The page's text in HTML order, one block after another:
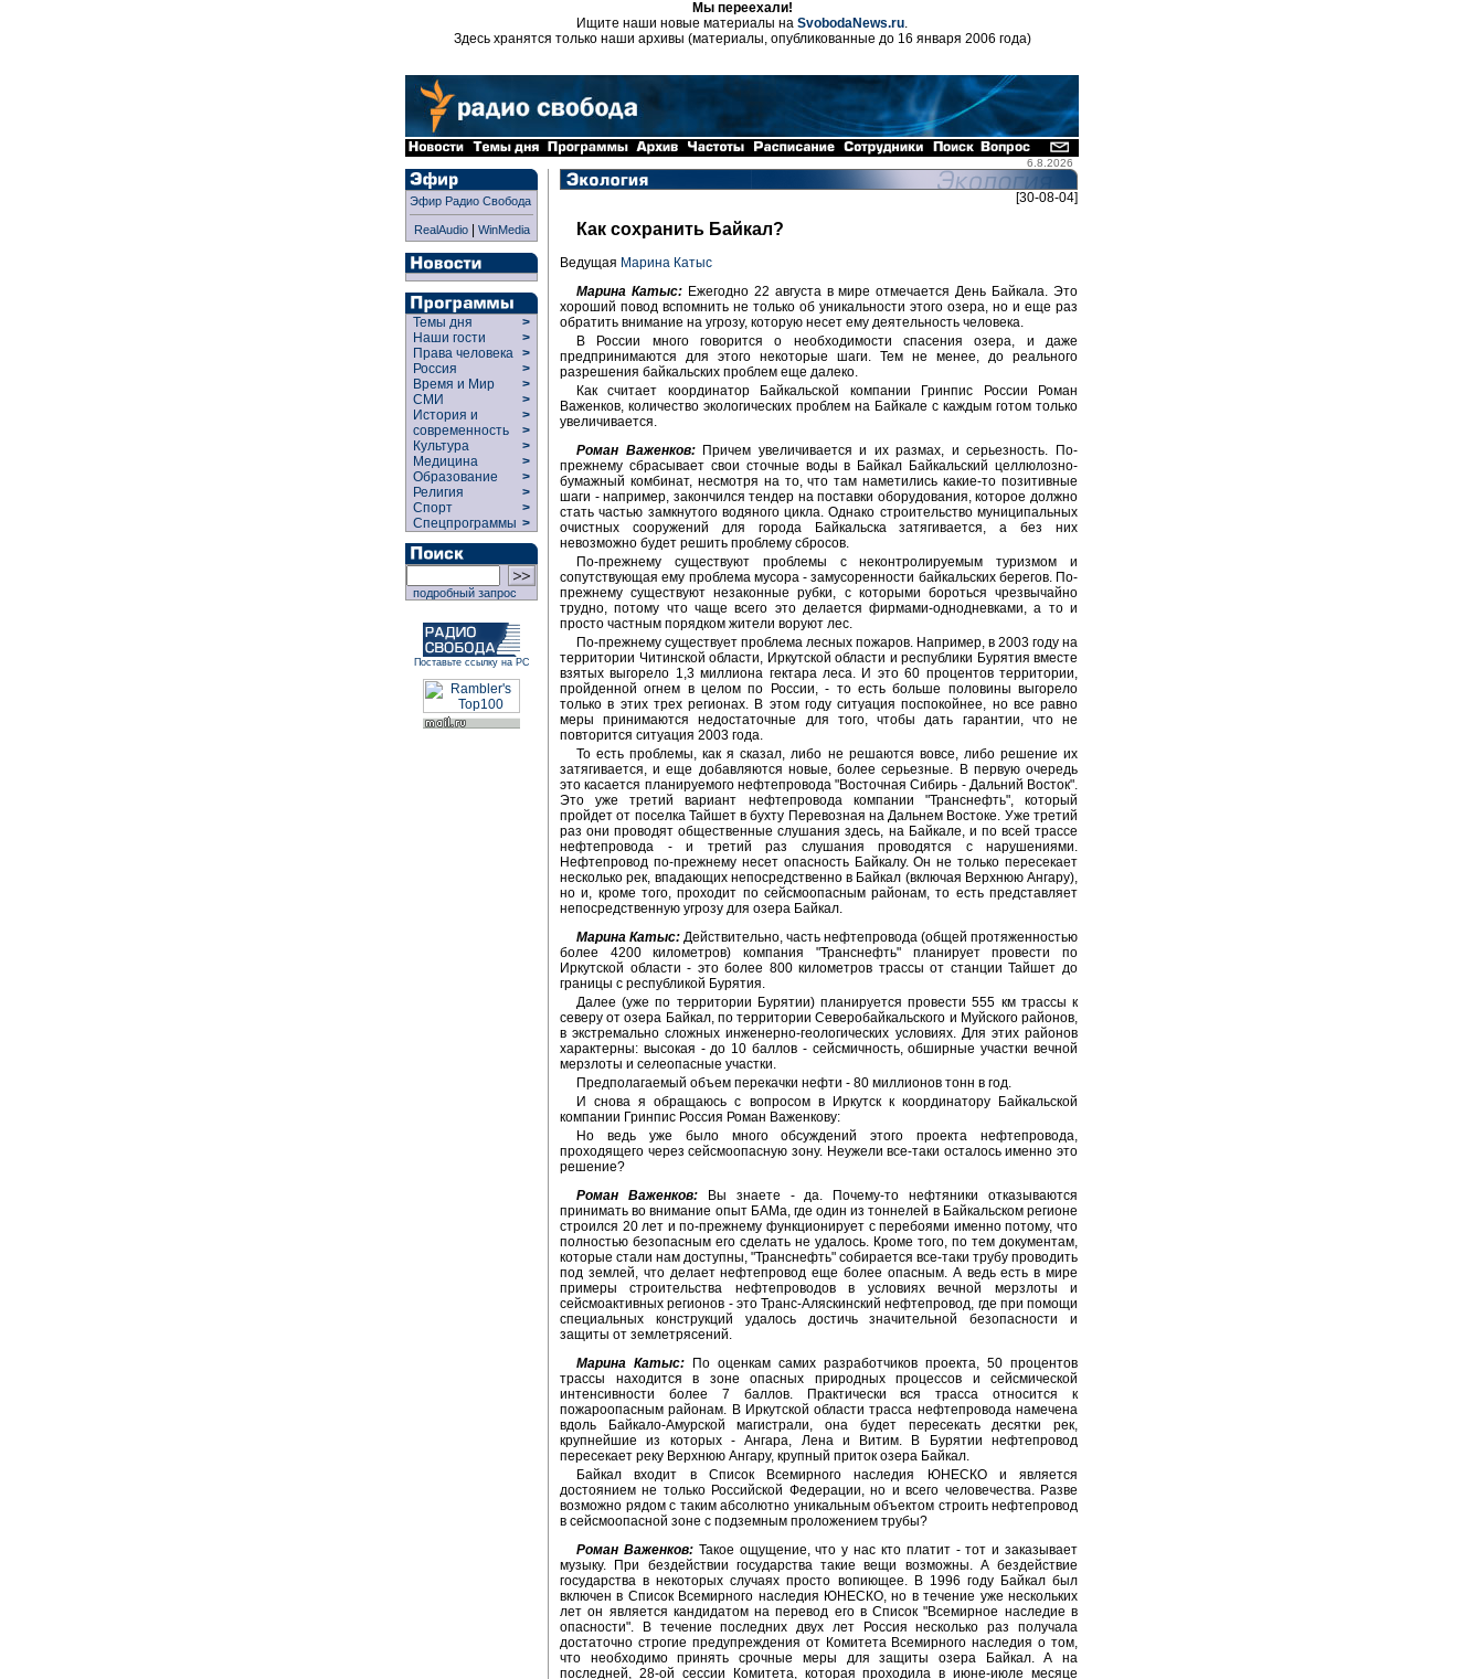
Мы переехали!
Ищите наши новые материалы на SvobodaNews.ru.
Здесь хранятся только наши архивы (материалы, опубликованные до 16 января 2006 года)
6.8.2026
Эфир Радио Свобода
RealAudio| WinMedia
Темы дня
>
Наши гости
>
Права человека >
Россия
>
Время и Мир
>
СМИ
>
История и
современность
>
>
Культура
>
Медицина
>
Образование
>
Религия
>
Спорт
>
Спецпрограммы >
подробный запрос
Поставьте ссылку на РС
[30-08-04]
Как сохранить Байкал?
Ведущая Марина Катыс
Марина Катыс:Ежегодно 22 августа в мире отмечается День Байкала. Это
хороший повод вспомнить не только об уникальности этого озера, но и еще раз
обратить внимание на угрозу, которую несет ему деятельность человека.
В России много говорится о необходимости спасения озера, и даже
предпринимаются для этого некоторые шаги. Тем не менее, до реального
разрешения байкальских проблем еще далеко.
Как считает координатор Байкальской компании Гринпис России Роман
Важенков, количество экологических проблем на Байкале с каждым готом только
увеличивается.
Роман Важенков:Причем увеличивается и их размах, и серьезность. По-
прежнему сбрасывает свои сточные воды в Байкал Байкальский целлюлозно-
бумажный комбинат, несмотря на то, что там наметились какие-то позитивные
шаги - например, закончился тендер на поставки оборудования, которое должно
стать частью замкнутого водяного цикла. Однако строительство муниципальных
очистных сооружений для города Байкальска затягивается, а без них
невозможно будет решить проблему сбросов.
По-прежнему существуют проблемы с неконтролируемым туризмом и
сопутствующая ему проблема мусора - замусоренности байкальских берегов. По-
прежнему существуют незаконные рубки, с которыми бороться чрезвычайно
трудно, потому что чаще всего это делается фирмами-однодневками, а то и
просто частным порядком жители воруют лес.
По-прежнему существует проблема лесных пожаров. Например, в 2003 году на
территории Читинской области, Иркутской области и республики Бурятия вместе
взятых выгорело 1,3 миллиона гектара леса. И это 60 процентов территории,
пройденной огнем в целом по России, - то есть больше половины выгорело
только в этих трех регионах. В этом году ситуация поспокойнее, но все равно
меры принимаются недостаточные для того, чтобы дать гарантии, что не
повторится ситуация 2003 года.
То есть проблемы, как я сказал, либо не решаются вовсе, либо решение их
затягивается, и еще добавляются новые, более серьезные. В первую очередь
это касается планируемого нефтепровода "Восточная Сибирь - Дальний Восток".
Это уже третий вариант нефтепровода компании "Транснефть", который
пройдет от поселка Тайшет в бухту Перевозная на Дальнем Востоке. Уже третий
раз они проводят общественные слушания здесь, на Байкале, и по всей трассе
нефтепровода - и третий раз слушания проводятся с нарушениями.
Нефтепровод по-прежнему несет опасность Байкалу. Он не только пересекает
несколько рек, впадающих непосредственно в Байкал (включая Верхнюю Ангару),
но и, кроме того, проходит по сейсмоопасным районам, то есть представляет
непосредственную угрозу для озера Байкал.
Марина Катыс: Действительно, часть нефтепровода (общей протяженностью
более 4200 километров) компания "Транснефть" планирует провести по
Иркутской области - это более 800 километров трассы от станции Тайшет до
границы с республикой Бурятия.
Далее (уже по территории Бурятии) планируется провести 555 км трассы к
северу от озера Байкал, по территории Северобайкальского и Муйского районов,
в экстремально сложных инженерно-геологических условиях. Для этих районов
характерны: высокая - до 10 баллов - сейсмичность, обширные участки вечной
мерзлоты и селеопасные участки.
Предполагаемый объем перекачки нефти - 80 миллионов тонн в год.
И снова я обращаюсь с вопросом в Иркутск к координатору Байкальской
компании Гринпис Россия Роман Важенкову:
Но ведь уже было много обсуждений этого проекта нефтепровода,
проходящего через сейсмоопасную зону. Неужели все-таки осталось именно это
решение?
Роман Важенков:Вы знаете - да. Почему-то нефтяники отказываются
принимать во внимание опыт БАМа, где один из тоннелей в Байкальском регионе
строился 20 лет и по-прежнему функционирует с перебоями именно потому, что
полностью безопасным его сделать не удалось. Кроме того, по тем документам,
которые стали нам доступны, "Транснефть" собирается все-таки трубу проводить
под землей, что делает нефтепровод еще более опасным. А ведь есть в мире
примеры строительства нефтепроводов в условиях вечной мерзлоты и
сейсмоактивных регионов - это Транс-Аляскинский нефтепровод, где при помощи
специальных конструкций удалось достичь значительной безопасности и
защиты от землетрясений.
Марина Катыс: По оценкам самих разработчиков проекта, 50 процентов
трассы находится в зоне опасных природных процессов и сейсмической
интенсивности более 7 баллов. Практически вся трасса относится к
пожароопасным районам. В Иркутской области трасса нефтепровода намечена
вдоль Байкало-Амурской магистрали, она будет пересекать десятки рек,
крупнейшие из которых - Ангара, Лена и Витим. В Бурятии нефтепровод
пересекает реку Верхнюю Ангару, крупный приток озера Байкал.
Байкал входит в Список Всемирного наследия ЮНЕСКО и является
достоянием не только Российской Федерации, но и всего человечества. Разве
возможно рядом с таким абсолютно уникальным объектом строить нефтепровод
в сейсмоопасной зоне с подземным проложением трубы?
Роман Важенков:Такое ощущение, что у нас кто платит - тот и заказывает
музыку. При бездействии государства такие вещи возможны. А бездействие
государства в некоторых случаях просто вопиющее. В 1996 году Байкал был
включен в Список Всемирного наследия ЮНЕСКО, но в течение уже нескольких
лет он является кандидатом на перевод его в Список "Всемирное наследие в
опасности". В течение последних двух лет Россия несколько раз получала
достаточно строгие предупреждения от Комитета Всемирного наследия о том,
что необходимо принять срочные меры для защиты озера Байкал. А на
последней, 28-ой сессии Комитета, которая проходила в июне-июле месяце